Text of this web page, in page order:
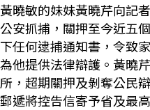
黃曉敏的妹妹黃曉芹向記
公安抓捕，關押至今近五
下任何逮捕通知書，令致
為他提供法律辯護。黃曉
所，超期關押及剝奪公民
郵遞將控告信寄予省及最